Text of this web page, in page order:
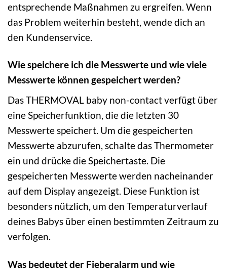
entsprechende Maßnahmen zu ergreifen. Wenn
das Problem weiterhin besteht, wende dich an
den Kundenservice.
Wie speichere ich die Messwerte und wie viele
Messwerte können gespeichert werden?
Das THERMOVAL baby non-contact verfügt über
eine Speicherfunktion, die die letzten 30
Messwerte speichert. Um die gespeicherten
Messwerte abzurufen, schalte das Thermometer
ein und drücke die Speichertaste. Die
gespeicherten Messwerte werden nacheinander
auf dem Display angezeigt. Diese Funktion ist
besonders nützlich, um den Temperaturverlauf
deines Babys über einen bestimmten Zeitraum zu
verfolgen.
Was bedeutet der Fieberalarm und wie